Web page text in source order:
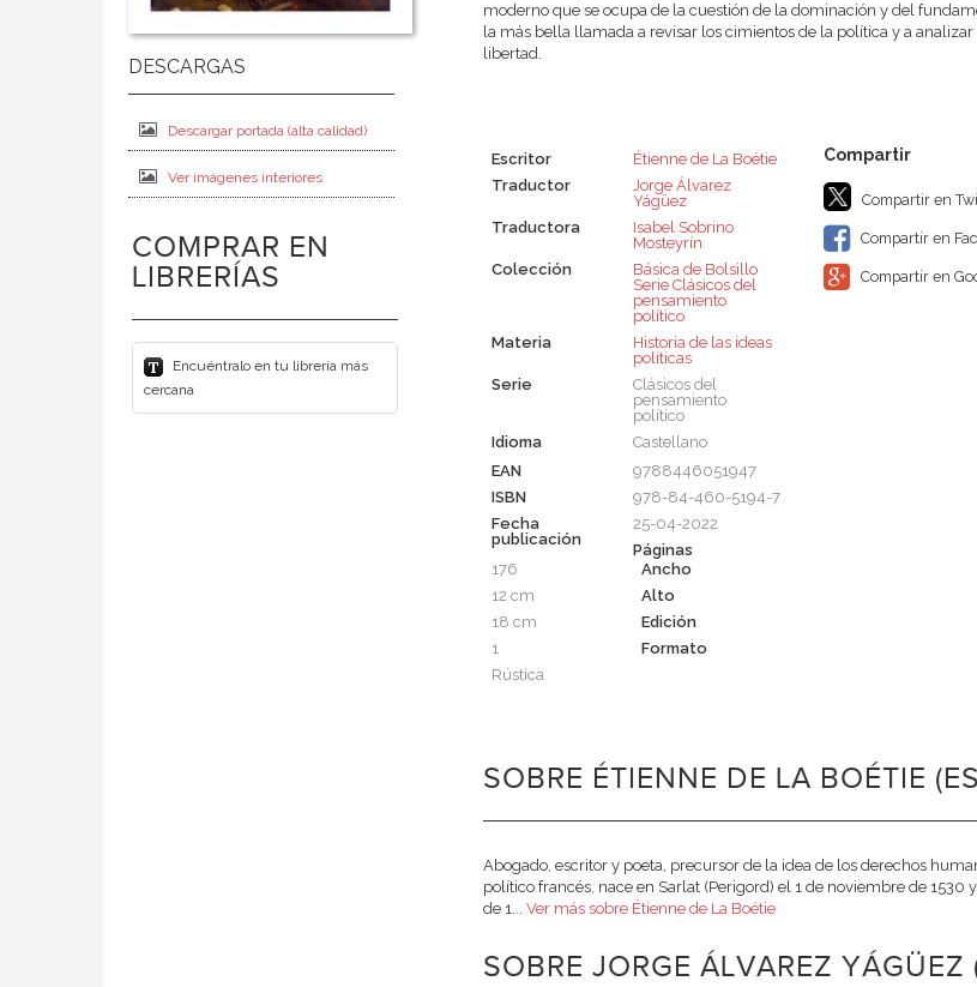
Descargar portada (alta calidad)
Ver imágenes interiores
COMPRAR EN
LIBRERÍAS
Encuéntralo en tu librería más
cercana
moderno que se ocupa de la cuestión de la dominación y del
la más bella llamada a revisar los cimientos de la política y a
libertad.
Escritor
Étienne de La Boétie
Traductor
Jorge Álvarez
Yágüez
Traductora
Isabel Sobrino
Mosteyrín
Colección
Básica de Bolsillo 
Serie Clásicos del
pensamiento
político
Materia
Historia de las ideas
políticas
Serie
Clásicos del
pensamiento
político
Idioma
Castellano
EAN
9788446051947
ISBN
978-84-460-5194-7
Fecha
publicación
25-04-2022
Páginas
176
Ancho
12 cm
Alto
18 cm
Edición
1
Formato
Rústica
Compartir en
Compartir en
Compartir en
SOBRE ÉTIENNE DE LA BOÉTIE
Abogado, escritor y poeta, precursor de la idea de los derechos
político francés, nace en Sarlat (Perigord) el 1 de noviembre de
de 1... Ver más sobre Étienne de La Boétie
SOBRE JORGE ÁLVAREZ YÁGÜEZ